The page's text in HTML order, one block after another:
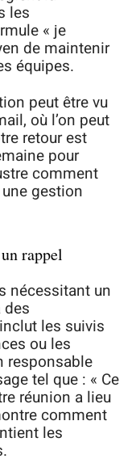
les
« je
de maintenir
équipes.
peut être vu
où l’on peut
retour est
pour
comment
gestion
rappel
nécessitant un
des
les suivis
ou les
responsable
tel que : « Ce
réunion a lieu
comment
les